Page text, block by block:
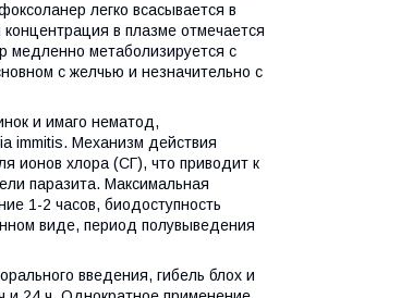
легко всасывается в
в плазме отмечается
медленно метаболизируется с
с желчью и незначительно с
и имаго нематод,
immitis. Механизм действия
ионов хлора (СГ), что приводит к
паразита. Максимальная
1-2 часов, биодоступность
виде, период полувыведения
введения, гибель блох и